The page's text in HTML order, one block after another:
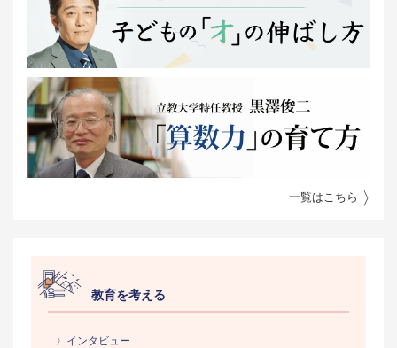
一覧はこちら
教育を考える
〉インタビュー